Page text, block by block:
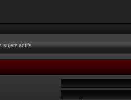
sujets actifs